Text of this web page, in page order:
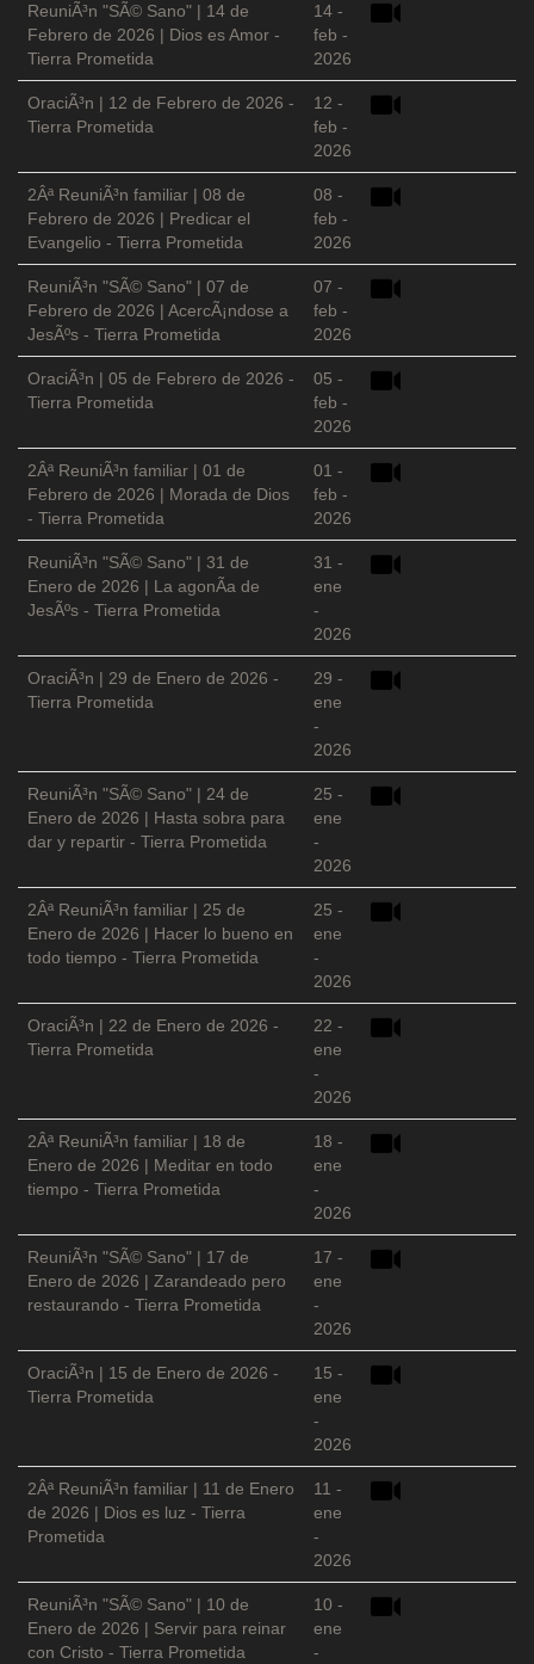
ReuniÃ³n "SÃ© Sano" | 14 de
Febrero de 2026 | Dios es Amor -
Tierra Prometida
14 -
feb -
2026
OraciÃ³n | 12 de Febrero de 2026 -
Tierra Prometida
12 -
feb -
2026
2Âª ReuniÃ³n familiar | 08 de
Febrero de 2026 | Predicar el
Evangelio - Tierra Prometida
08 -
feb -
2026
ReuniÃ³n "SÃ© Sano" | 07 de
Febrero de 2026 | AcercÃ¡ndose a
JesÃºs - Tierra Prometida
07 -
feb -
2026
OraciÃ³n | 05 de Febrero de 2026 -
Tierra Prometida
05 -
feb -
2026
2Âª ReuniÃ³n familiar | 01 de
Febrero de 2026 | Morada de Dios
- Tierra Prometida
01 -
feb -
2026
ReuniÃ³n "SÃ© Sano" | 31 de
Enero de 2026 | La agonÃ­a de
JesÃºs - Tierra Prometida
31 -
ene
-
2026
OraciÃ³n | 29 de Enero de 2026 -
Tierra Prometida
29 -
ene
-
2026
ReuniÃ³n "SÃ© Sano" | 24 de
Enero de 2026 | Hasta sobra para
dar y repartir - Tierra Prometida
25 -
ene
-
2026
2Âª ReuniÃ³n familiar | 25 de
Enero de 2026 | Hacer lo bueno en
todo tiempo - Tierra Prometida
25 -
ene
-
2026
OraciÃ³n | 22 de Enero de 2026 -
Tierra Prometida
22 -
ene
-
2026
2Âª ReuniÃ³n familiar | 18 de
Enero de 2026 | Meditar en todo
tiempo - Tierra Prometida
18 -
ene
-
2026
ReuniÃ³n "SÃ© Sano" | 17 de
Enero de 2026 | Zarandeado pero
restaurando - Tierra Prometida
17 -
ene
-
2026
OraciÃ³n | 15 de Enero de 2026 -
Tierra Prometida
15 -
ene
-
2026
2Âª ReuniÃ³n familiar | 11 de Enero
de 2026 | Dios es luz - Tierra
Prometida
11 -
ene
-
2026
ReuniÃ³n "SÃ© Sano" | 10 de
Enero de 2026 | Servir para reinar
con Cristo - Tierra Prometida
10 -
ene
-